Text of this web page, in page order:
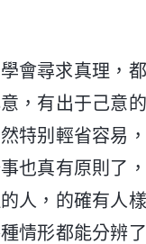
會尋求真理，
，有出于己意
特别輕省容易
也真有原則了
人，的確有人
情形都能分辨